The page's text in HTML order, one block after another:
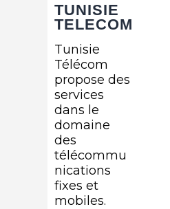
TUNISIE
TELECOM
Tunisie
Télécom
propose des
services
dans le
domaine
des
télécommu
nications
fixes et
mobiles.